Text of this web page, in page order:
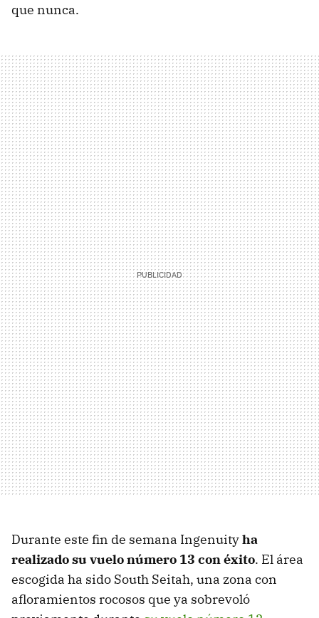
que nunca.
Durante este fin de semana Ingenuityha
realizado su vuelo número 13 con éxito. El área
escogida ha sido South Seitah, una zona con
afloramientos rocosos que ya sobrevoló